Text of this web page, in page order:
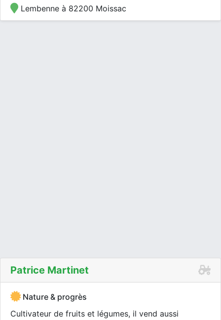
Lembenne à 82200 Moissac
Patrice Martinet
Nature & progrès
Cultivateur de fruits et légumes, il vend aussi